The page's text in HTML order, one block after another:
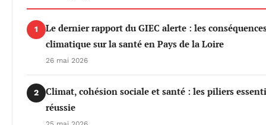
1
Le dernier rapport du GIEC alerte : les
climatique sur la santé en Pays de la Loire
26 mai 2026
2
Climat, cohésion sociale et santé : les piliers
réussie